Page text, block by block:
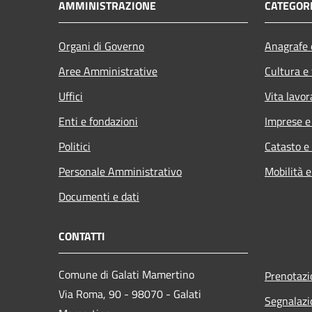
AMMINISTRAZIONE
Organi di Governo
Aree Amministrative
Uffici
Enti e fondazioni
Politici
Personale Amministrativo
Documenti e dati
Cultura
Vita
Imprese
Catasto
Mobilità
CONTATTI
Comune di Galati Mamertino
Via Roma, 90 - 98070 - Galati